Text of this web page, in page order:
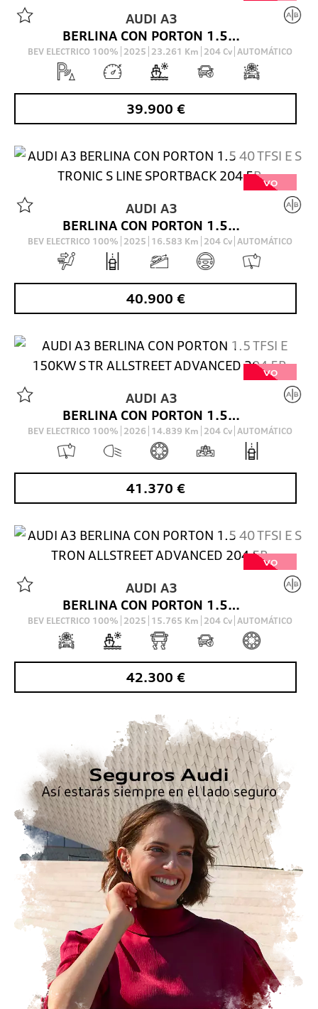
AUDI A3
BERLINA CON PORTON 1.5 40 TFSI E S TRONIC S LINE SPORTBACK 204 5P
BEV ELECTRICO 100% 2025 23.261 Km 204 Cv AUTOMÁTICO
39.900 €
VO
AUDI A3
BERLINA CON PORTON 1.5 40 TFSI E S TRONIC S LINE SPORTBACK 204 5P
BEV ELECTRICO 100% 2025 16.583 Km 204 Cv AUTOMÁTICO
40.900 €
VO
AUDI A3
BERLINA CON PORTON 1.5 TFSI E 150KW S TR ALLSTREET ADVANCED 204 5P
BEV ELECTRICO 100% 2026 14.839 Km 204 Cv AUTOMÁTICO
41.370 €
VO
AUDI A3
BERLINA CON PORTON 1.5 40 TFSI E S TRON ALLSTREET ADVANCED 204 5P
BEV ELECTRICO 100% 2025 15.765 Km 204 Cv AUTOMÁTICO
42.300 €